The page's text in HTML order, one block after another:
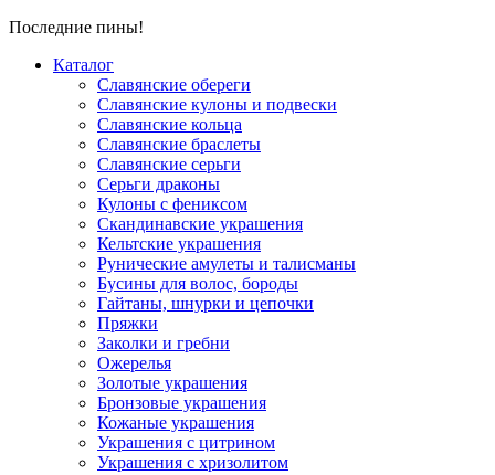
Последние пины!
Каталог
Славянские обереги
Славянские кулоны и подвески
Славянские кольца
Славянские браслеты
Славянские серьги
Серьги драконы
Кулоны с фениксом
Скандинавские украшения
Кельтские украшения
Рунические амулеты и талисманы
Бусины для волос, бороды
Гайтаны, шнурки и цепочки
Пряжки
Заколки и гребни
Ожерелья
Золотые украшения
Бронзовые украшения
Кожаные украшения
Украшения с цитрином
Украшения с хризолитом